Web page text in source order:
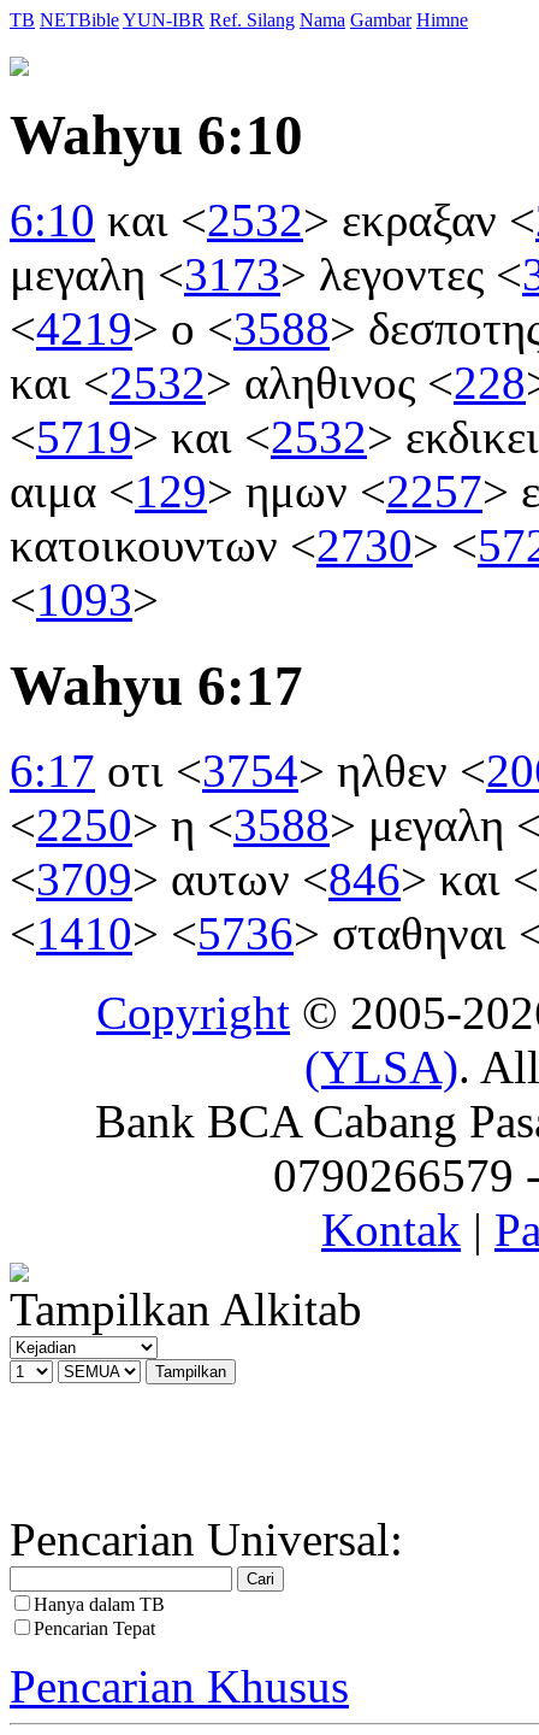
TB NETBibleYUN-IBR Ref. Silang Nama Gambar Himne
Wahyu 6:10
6:10 και <2532> εκραξαν <
μεγαλη <3173> λεγοντες <
<4219> ο <3588>
και <2532> αληθινος <228
<5719> και <2532>
αιμα <129> ημων <2257>
κατοικουντων <2730> <
<1093>
Wahyu 6:17
6:17 οτι <3754> ηλθεν <
<2250> η <3588> μεγαλη
<3709> αυτων <846> και <
<1410> <5736> σταθηναι
Copyright © 2005-
(YLSA).
Bank BCA Cabang
0790266579
Kontak |
Tampilkan Alkitab
Pencarian Universal:
Hanya dalam TB
Pencarian Tepat
Pencarian Khusus